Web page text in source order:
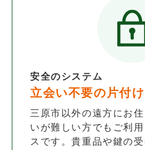
安全のシステム
立会い不要の片付け
三原市以外の遠方にお
いが難しい方でもご利
スです。貴重品や鍵の